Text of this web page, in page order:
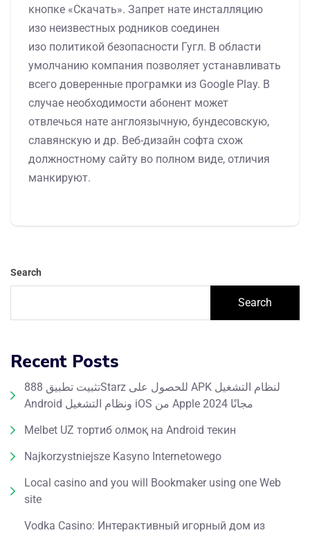
кнопке «Скачать». Запрет нате инсталляцию
изо неизвестных родников соединен
изо политикой безопасности Гугл. В области
умолчанию компания позволяет устанавливать
всего доверенные програмки из Google Play. В
случае необходимости абонент может
отвлечься нате англоязычную, бундесовскую,
славянскую и др. Веб-дизайн софта схож
должностному сайту во полном виде, отличия
манкируют.
Search
Search
Recent Posts
تثبيت تطبيق 888Starz للحصول على APK لنظام التشغيل
Android ونظام التشغيل iOS من Apple مجانًا 2024
Melbet UZ тортиб олмоқ на Android текин
Najkorzystniejsze Kasyno Internetowego
Local casino and you will Bookmaker using one Web
site
Vodka Casino: Интерактивный игорный дом из